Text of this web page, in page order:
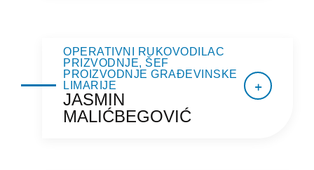
OPERATIVNI RUKOVODILAC
PRIZVODNJE, ŠEF
PROIZVODNJE GRAĐEVINSKE
LIMARIJE
JASMIN
MALIĆBEGOVIĆ